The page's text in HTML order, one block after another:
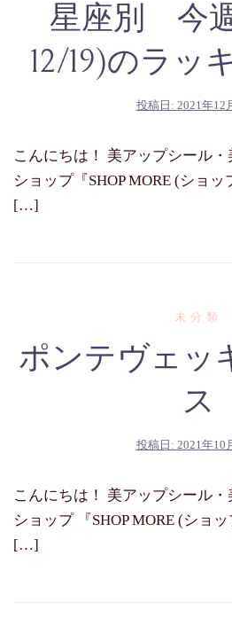
星座別 今週
12/19)のラッ
投稿日: 2021年12
こんにちは！ 美アップシール
ショップ『SHOP MORE (ショ
[…]
未分類
ポンテヴェ
ス
投稿日: 2021年10
こんにちは！ 美アップシール
ショップ 『SHOP MORE (ショ
[…]